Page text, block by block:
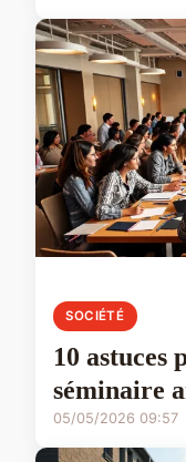
SOCIÉTÉ
10 astuces
séminaire
05/05/2026 09:57